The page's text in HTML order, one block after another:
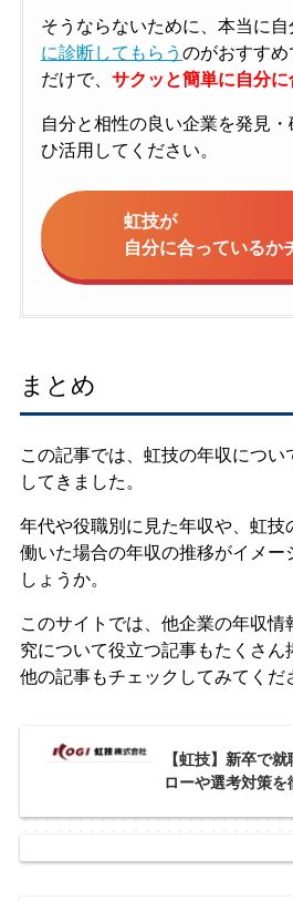
そうならないために、本当に
に診断してもらう のがおすす
だけで、 サクッと簡単に自分
自分と相性の良い企業を発見
ひ活用してください。
虹技が
自分に合っているか
まとめ
この記事では、虹技の年収につ
してきました。
年代や役職別に見た年収や、虹技
働いた場合の年収の推移がイメー
しょうか。
このサイトでは、他企業の年収
究について役立つ記事もたくさん
他の記事もチェックしてみてくだ
【虹技】新卒で
ローや選考対策を